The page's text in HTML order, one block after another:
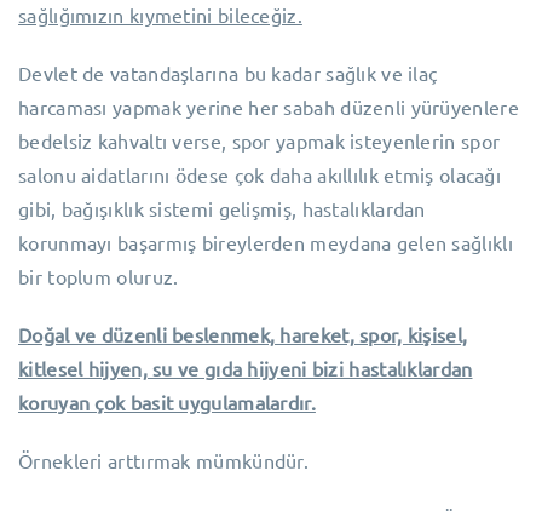
sağlığımızın kıymetini bileceğiz.
Devlet de vatandaşlarına bu kadar sağlık ve ilaç
harcaması yapmak yerine her sabah düzenli yürüyenlere
bedelsiz kahvaltı verse, spor yapmak isteyenlerin spor
salonu aidatlarını ödese çok daha akıllılık etmiş olacağı
gibi, bağışıklık sistemi gelişmiş, hastalıklardan
korunmayı başarmış bireylerden meydana gelen sağlıklı
bir toplum oluruz.
Doğal ve düzenli beslenmek, hareket, spor, kişisel,
kitlesel hijyen, su ve gıda hijyeni bizi hastalıklardan
koruyan çok basit uygulamalardır.
Örnekleri arttırmak mümkündür.